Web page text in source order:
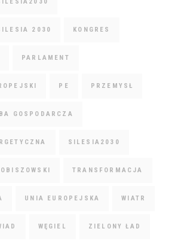
2030 KONGRES
PARLAMENT
PE PRZEMYSŁ
GOSPODARCZA
SILESIA2030
TRANSFORMACJA
UNIA EUROPEJSKA WIATR
WĘGIEL ZIELONY ŁAD